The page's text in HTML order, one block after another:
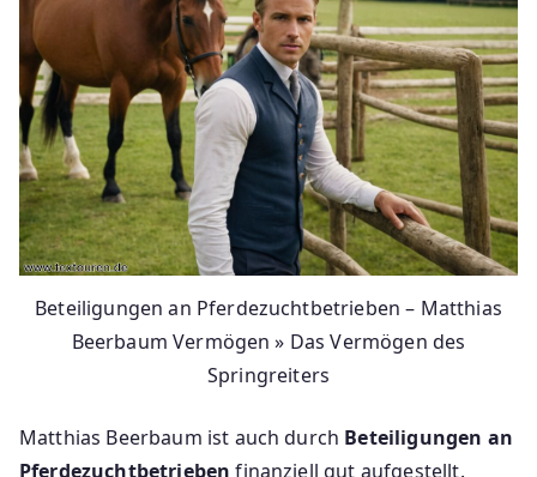
Beteiligungen an Pferdezuchtbetrieben – Matthias
Beerbaum Vermögen » Das Vermögen des
Springreiters
Matthias Beerbaum ist auch durch Beteiligungen an
Pferdezuchtbetrieben finanziell gut aufgestellt.